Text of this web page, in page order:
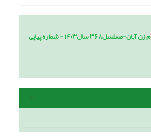
دوره 33، مجله پیام زن آبان-مسلسل۳۶۸ سال۱۴۰۳ - شماره پیاپی